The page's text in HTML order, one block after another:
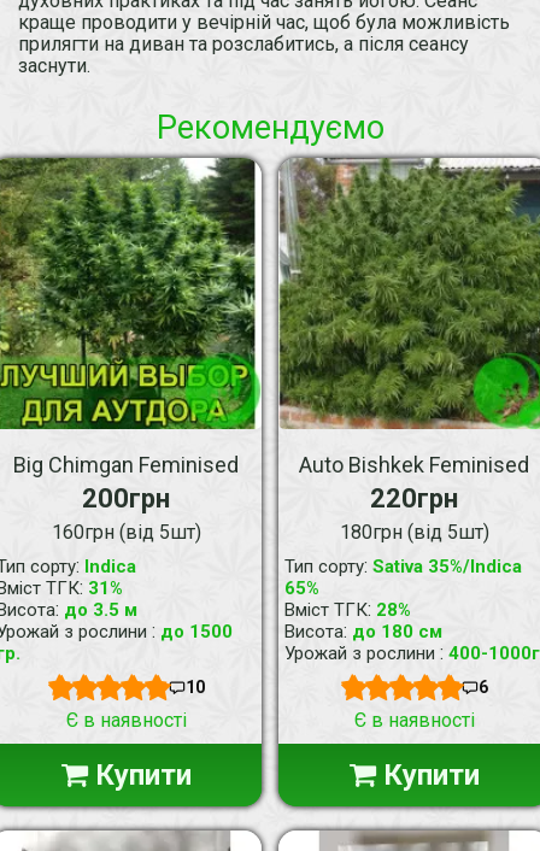
краще проводити у вечірній час, щоб була можливість
прилягти на диван та розслабитись, а після сеансу
заснути.
Рекомендуємо
Big Chimgan Feminised
200грн
160грн (від 5шт)
сорту: Indica
ТГК: 31%
: до 3.5 м
з рослини : до 1500
10
Є в наявності
Купити
Auto Bishkek Feminised
220грн
180грн (від 5шт)
Тип сорту: Sativa 35%/Indica
65%
Вміст ТГК: 28%
Висота: до 180 см
Урожай з рослини : 400-1000г
6
Є в наявності
Купити